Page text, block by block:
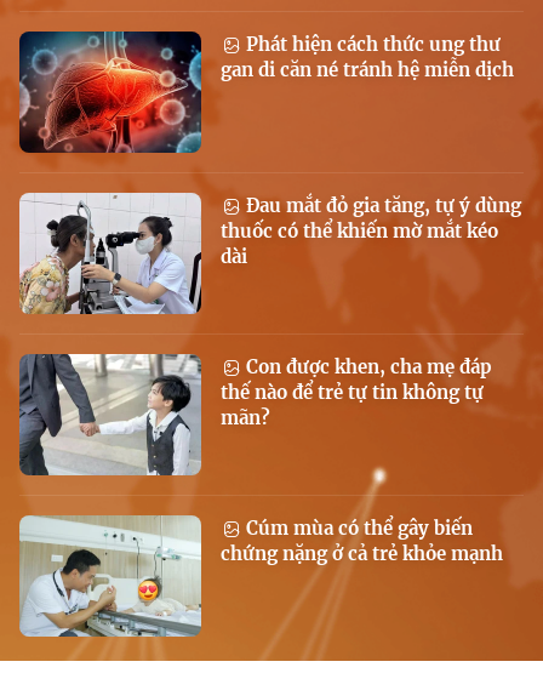
Phát hiện cách thức ung thư
gan di căn né tránh hệ miễn dịch
Đau mắt đỏ gia tăng, tự ý dùng
thuốc có thể khiến mờ mắt kéo
dài
Con được khen, cha mẹ đáp
thế nào để trẻ tự tin không tự
mãn?
Cúm mùa có thể gây biến
chứng nặng ở cả trẻ khỏe mạnh